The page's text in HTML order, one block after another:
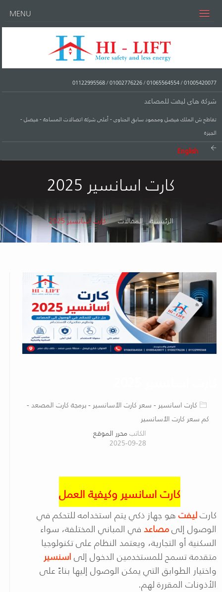
MENU
01005420077
/
01065564554
/
01002776226
/
01122995568
شركة هاى ليفت للمصاعد
تقاطع ش الملك فيصل ومحمود سابق الحناوى - أعلى شركة اتصالات المساحة - فيصل -
الجيزة
English
كارت اسانسير 2025
الرئيسية المقالات كارت اسانسير 2025
كارت اسانسير - سعر كارت الأسانسير - برمجة كارت المصعد -
كم سعر كارت الأسانسير
الكاتبمحرر الموقع
2025-09-28
كارت اسانسير وكيفية العمل
كارتليفتهو جهاز ذكي يتم استخدامه للتحكم في
الوصول إلىمصاعدفي المباني المختلفة، سواء
السكنية أو التجارية، ويعتمد النظام على تكنولوجيا
متقدمة تسمح للمستخدمين الدخول إلىاسنسير
واختيار الطوابق التي يمكن الوصول إليها بناءً على
الأذونات المقررة لهم.